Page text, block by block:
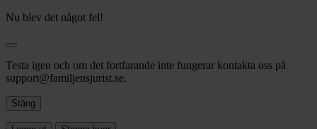
Nu blev det något fel!
Testa igen och om det fortfarande inte fungerar kontakta oss på
support@familjensjurist.se.
Stäng